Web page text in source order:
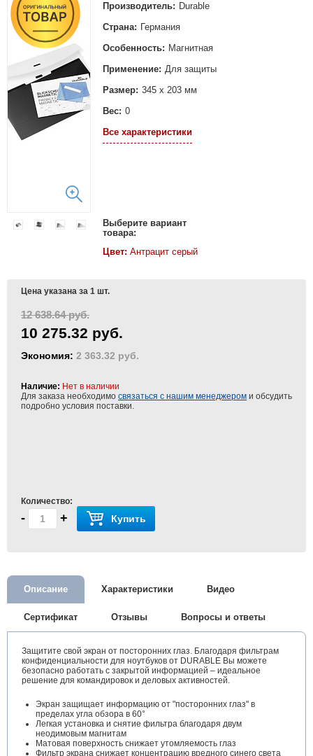
Производитель: Durable
Страна: Германия
Особенность: Магнитная
Применение: Для защиты
Размер: 345 х 203 мм
Вес: 0
Все характеристики
Выберите вариант
товара:
Цвет: Антрацит серый
Цена указана за 1 шт.
12 638.64 руб.
10 275.32 руб.
Экономия: 2 363.32 руб.
Наличие: Нет в наличии
Для заказа необходимо связаться с нашим менеджером и обсудить
подробно условия поставки.
Количество:
- + Купить
Описание Характеристики Видео
Сертификат Отзывы Вопросы и ответы
Защитите свой экран от посторонних глаз. Благодаря фильтрам
конфиденциальности для ноутбуков от DURABLE Вы можете
безопасно работать с закрытой информацией – идеальное
решение для командировок и деловых активностей.
Экран защищает информацию от "посторонних глаз" в
пределах угла обзора в 60°
Легкая установка и снятие фильтра благодаря двум
неодимовым магнитам
Матовая поверхность снижает утомляемость глаз
Фильтр экрана снижает концентрацию вредного синего света